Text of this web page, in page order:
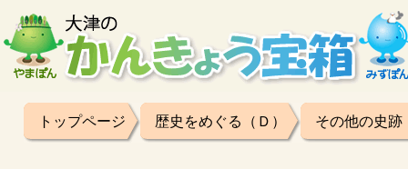
トップページ 歴史をめぐる（Ｄ） その他の史跡